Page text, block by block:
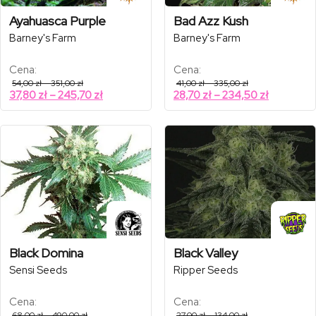
Ayahuasca Purple
Barney's Farm
Cena:
54,00zł–351,00złZakres
cen:
od
54,00 zł
351,00 zł
37,80 zł –245,70 złZakres
cen:
37,80 zł
245,70 zł
Bad Azz Kush
Barney's Farm
Cena:
41,00zł–335,00złZakres
cen:
od
41,00 zł
335,00 zł
28,70 zł –234,50 złZakres
cen:
28,70 zł
do
234,50 zł
Black Domina
Sensi Seeds
Cena:
Zakres
Black Valley
Ripper Seeds
Cena:
Zakres